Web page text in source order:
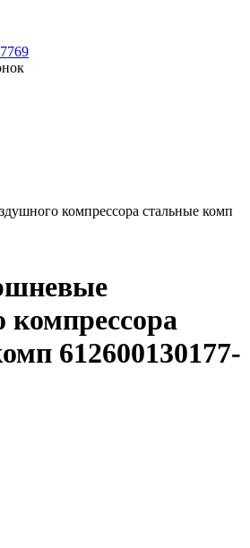
компрессора стальные комп
компрессора
612600130177-